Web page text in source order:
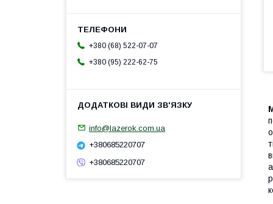
+380 (68) 522-07-07
+380 (95) 222-62-75
info@lazerok.com.ua
+380685220707
+380685220707